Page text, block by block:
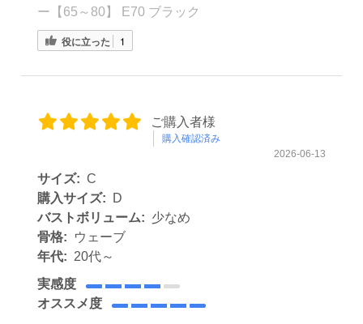
ー【65～80】 E70 ブラック
役に立った 1
ご購入者様
購入確認済み
2026-06-13
サイズ: C
購入サイズ:
D
バストボリューム: 少なめ
骨格:
ウェーブ
年代: 20代～
実感度
オススメ度